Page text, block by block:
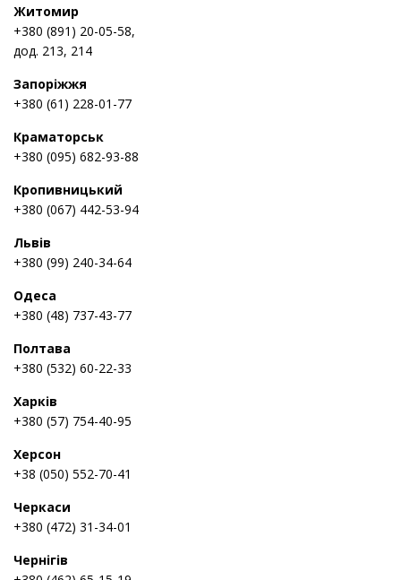
Житомир
+380 (891) 20-05-58,
дод. 213, 214
Запоріжжя
+380 (61) 228-01-77
Краматорськ
+380 (095) 682-93-88
Кропивницький
+380 (067) 442-53-94
Львів
+380 (99) 240-34-64
Одеса
+380 (48) 737-43-77
Полтава
+380 (532) 60-22-33
Харків
+380 (57) 754-40-95
Херсон
+38 (050) 552-70-41
Черкаси
+380 (472) 31-34-01
Чернігів